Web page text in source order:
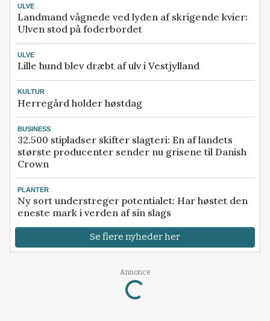
ULVE
Landmand vågnede ved lyden af skrigende kvier:
Ulven stod på foderbordet
ULVE
Lille hund blev dræbt af ulv i Vestjylland
KULTUR
Herregård holder høstdag
BUSINESS
32.500 stipladser skifter slagteri: En af landets
største producenter sender nu grisene til Danish
Crown
PLANTER
Ny sort understreger potentialet: Har høstet den
eneste mark i verden af sin slags
Se flere nyheder her
Annonce
Loading...